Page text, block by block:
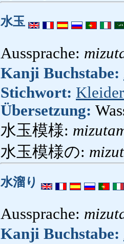
水玉
Aussprache:
Kanji Buchstabe:
Stichwort: Kleider
Übersetzung:
水玉模様:
水玉模様の:
水溜り
Aussprache:
Kanji Buchstabe: